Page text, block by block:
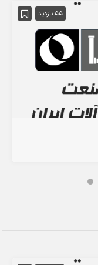
55 بازدید